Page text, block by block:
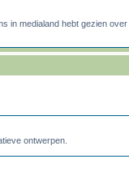
in medialand hebt gezien
ontwerpen.